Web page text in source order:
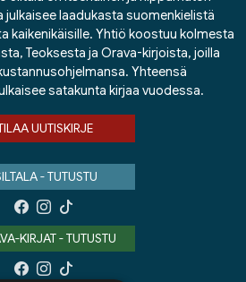
laadukasta suomenkielistä
kaikenikäisille. Yhtiö koostuu kolmesta
Teoksesta ja Orava-kirjoista, joilla
Yhteensä
satakunta kirjaa vuodessa.
UUTISKIRJE
- TUTUSTU
KIRJAT - TUTUSTU